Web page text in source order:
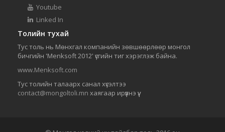
Youtube
Linked In
Толийн тухай
Тус толь нь Мөнхгал компанийн зөвшөөрлөөр монгол
бичгийн 'Menksoft 2012' үсгийн тиг хэрэглэж байна.
www.Menksoft.com
Тус толийн талаарх санал хүсэлтээ
contact@mongoltoli.mn хаягаар ирүүлнэ үү.